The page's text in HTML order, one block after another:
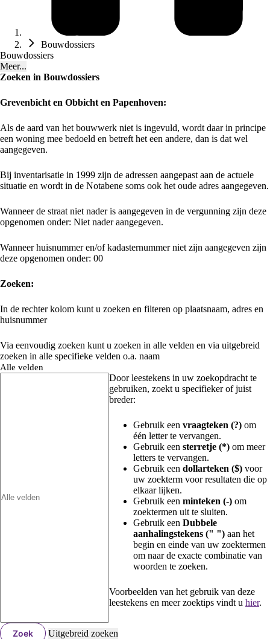
Bouwdossiers
Bouwdossiers
Meer...
Zoeken in Bouwdossiers
Grevenbicht en Obbicht en Papenhoven:
Als de aard van het bouwwerk niet is ingevuld, wordt daar in principe
een woning mee bedoeld en betreft het een andere, dan is dat wel
aangegeven.
Bij inventarisatie in 1999 zijn de adressen aangepast aan de actuele
situatie en wordt in de Notabene soms ook het oude adres aangegeven.
Wanneer de straat niet nader is aangegeven in de vergunning zijn deze
opgenomen onder: Niet nader aangegeven.
Wanneer huisnummer en/of kadasternummer niet zijn aangegeven zijn
deze opgenomen onder: 00
Zoeken:
In de rechter kolom kunt u zoeken en filteren op plaatsnaam, adres en
huisnummer
Via eenvoudig zoeken kunt u zoeken in alle velden en via uitgebreid
zoeken in alle specifieke velden o.a. naam
Alle velden
Door leestekens in uw zoekopdracht te
gebruiken, zoekt u specifieker of juist
breder:
Gebruik een vraagteken (?) om
één letter te vervangen.
Gebruik een sterretje (*) om meer
letters te vervangen.
Gebruik een dollarteken ($) voor
uw zoekterm voor resultaten die op
elkaar lijken.
Gebruik een minteken (-) om
zoektermen uit te sluiten.
Gebruik een Dubbele
aanhalingstekens (" ") aan het
begin en einde van uw zoektermen
om naar de exacte combinatie van
woorden te zoeken.
Voorbeelden van het gebruik van deze
leestekens en meer zoektips vindt u hier.
Zoek
Uitgebreid zoeken